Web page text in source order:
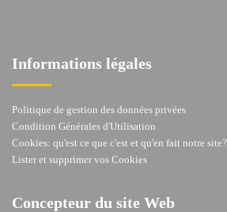
Informations légales
Politique de gestion des données privées
Condition Générales d'Utilisation
Cookies: qu'est ce que c'est et qu'en fait notre site?
Lister et supprimer vos Cookies
Concepteur du site Web